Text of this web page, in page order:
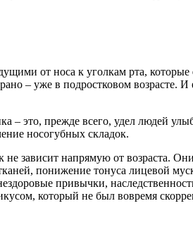
от носа к уголкам рта,
– уже в подростковом возрасте. И
– это, прежде всего, удел
носогубных складок.
зависит напрямую от возраста.
понижение тонуса лицевой
привычки,
который не был вовремя